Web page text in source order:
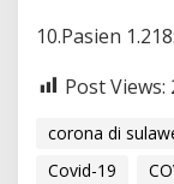
10.Pasien
Post Views:
corona di
Covid-19